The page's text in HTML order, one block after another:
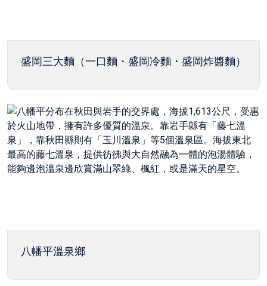
盛岡三大麵（一口麵・盛岡冷麵・盛岡炸醬麵）
八幡平溫泉鄉